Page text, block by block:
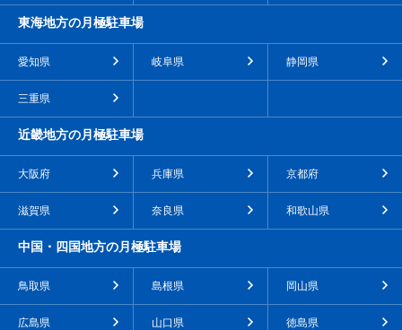
東海地方の月極駐車場
愛知県 岐阜県 静岡県
三重県
近畿地方の月極駐車場
大阪府 兵庫県 京都府
滋賀県 奈良県 和歌山県
中国・四国地方の月極駐車場
鳥取県 島根県 岡山県
広島県 山口県 徳島県